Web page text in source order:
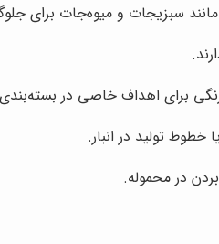
سبزیجات و میوه‌جات برای
برای اهداف خاصی در
تولید در انبار.
در محموله.